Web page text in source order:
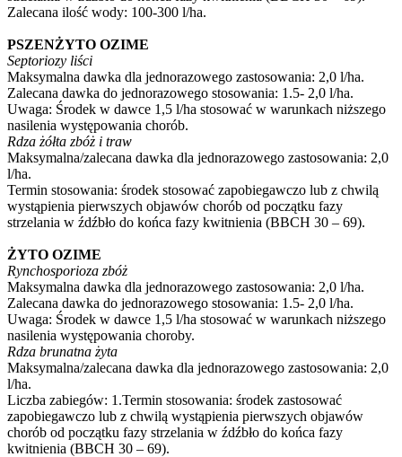
Zalecana ilość wody: 100-300 l/ha.
PSZENŻYTO OZIME
Septoriozy liści
Maksymalna dawka dla jednorazowego zastosowania: 2,0 l/ha.
Zalecana dawka do jednorazowego stosowania: 1.5- 2,0 l/ha.
Uwaga: Środek w dawce 1,5 l/ha stosować w warunkach niższego
nasilenia występowania chorób.
Rdza żółta zbóż i traw
Maksymalna/zalecana dawka dla jednorazowego zastosowania: 2,0
l/ha.
Termin stosowania: środek stosować zapobiegawczo lub z chwilą
wystąpienia pierwszych objawów chorób od początku fazy
strzelania w źdźbło do końca fazy kwitnienia (BBCH 30 – 69).
ŻYTO OZIME
Rynchosporioza zbóż
Maksymalna dawka dla jednorazowego zastosowania: 2,0 l/ha.
Zalecana dawka do jednorazowego stosowania: 1.5- 2,0 l/ha.
Uwaga: Środek w dawce 1,5 l/ha stosować w warunkach niższego
nasilenia występowania choroby.
Rdza brunatna żyta
Maksymalna/zalecana dawka dla jednorazowego zastosowania: 2,0
l/ha.
Liczba zabiegów: 1.Termin stosowania: środek zastosować
zapobiegawczo lub z chwilą wystąpienia pierwszych objawów
chorób od początku fazy strzelania w źdźbło do końca fazy
kwitnienia (BBCH 30 – 69).